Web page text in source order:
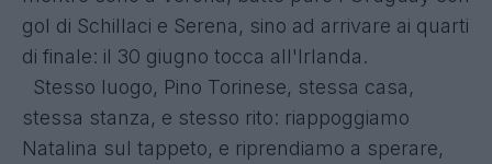
gol di Schillaci e Serena, sino ad arrivare ai quarti
di finale: il 30 giugno tocca all'Irlanda.
Stesso luogo, Pino Torinese, stessa casa,
stessa stanza, e stesso rito: riappoggiamo
Natalina sul tappeto, e riprendiamo a sperare,